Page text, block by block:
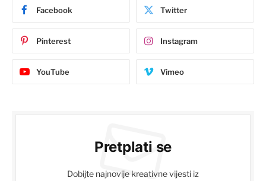
Facebook Twitter
Pinterest Instagram
YouTube Vimeo
Pretplati se
Dobijte najnovije kreativne vijesti iz